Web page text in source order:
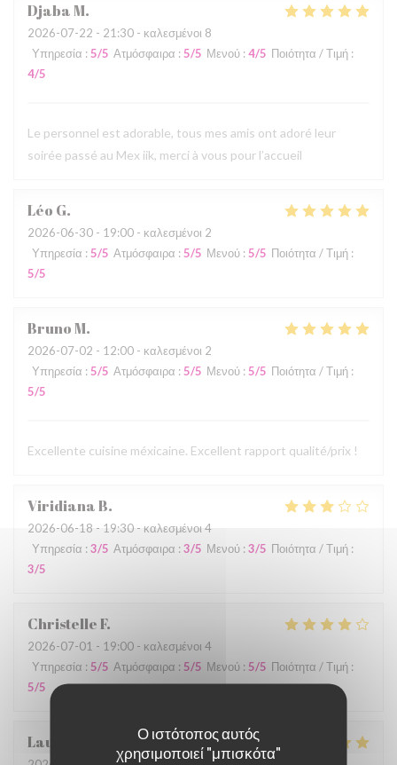
Ο ιστότοπος αυτός
χρησιμοποιεί "μπισκότα"
DjabaM
2026-07-22 - 21:30 - καλεσμένοι 8
Υπηρεσία : 5/5 Ατμόσφαιρα : 5/5 Μενού : 4/5 Ποιότητα / Τιμή :
4/5
Le personnel est adorable, tous mes amis ont adoré leur
soirée passé au Mex iik, merci à vous pour l’accueil
Léo G
2026-06-30 - 19:00 - καλεσμένοι 2
Υπηρεσία : 5/5 Ατμόσφαιρα : 5/5 Μενού : 5/5 Ποιότητα / Τιμή :
5/5
BrunoM
2026-07-02 - 12:00 - καλεσμένοι 2
Υπηρεσία : 5/5 Ατμόσφαιρα : 5/5 Μενού : 5/5 Ποιότητα / Τιμή :
5/5
Excellente cuisine méxicaine. Excellent rapport qualité/prix !
ViridianaB
2026-06-18 - 19:30 - καλεσμένοι 4
Υπηρεσία : 3/5 Ατμόσφαιρα : 3/5 Μενού : 3/5 Ποιότητα / Τιμή :
3/5
ChristelleF
2026-07-01 - 19:00 - καλεσμένοι 4
Υπηρεσία : 5/5 Ατμόσφαιρα : 5/5 Μενού : 5/5 Ποιότητα / Τιμή :
5/5
Laura